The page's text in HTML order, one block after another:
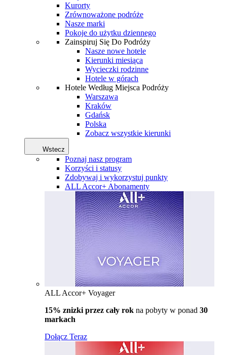
Kurorty
Zrównoważone podróże
Nasze marki
Pokoje do użytku dziennego
Zainspiruj Się Do Podróży
Nasze nowe hotele
Kierunki miesiąca
Wycieczki rodzinne
Hotele w górach
Hotele Według Miejsca Podróży
Warszawa
Kraków
Gdańsk
Polska
Zobacz wszystkie kierunki
Wstecz
Poznaj nasz program
Korzyści i statusy
Zdobywaj i wykorzystuj punkty
ALL Accor+ Abonamenty
ALL Accor+ Voyager
15% znizki przez cały rok na pobyty w ponad 30
markach
Dołącz Teraz